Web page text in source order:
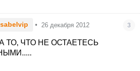
• 26 декабря 2012 3
ТО, ЧТО НЕ ОСТАЕТЕСЬ